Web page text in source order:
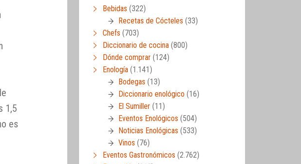
1,5
es
Bebidas (322)
Recetas de Cócteles (33)
Chefs (703)
Diccionario de cocina (800)
Dónde comprar (124)
Enología (1.141)
Bodegas (13)
Diccionario enológico (16)
El Sumiller (11)
Eventos Enológicos (504)
Noticias Enológicas (533)
Vinos (76)
Eventos Gastronómicos (2.762)